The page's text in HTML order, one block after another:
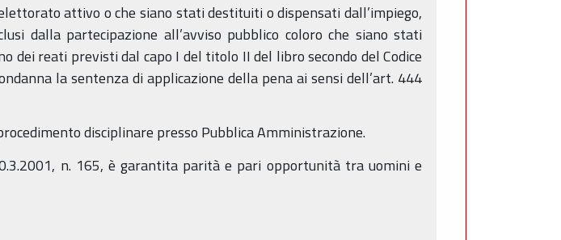
attivo o che siano stati destituiti o dispensati dall’impiego,
dalla partecipazione all’avviso pubblico coloro che siano stati
dei reati previsti dal capo I del titolo II del libro secondo del Codice
la sentenza di applicazione della pena ai sensi dell’art. 444
disciplinare presso Pubblica Amministrazione.
n. 165, è garantita parità e pari opportunità tra uomini e